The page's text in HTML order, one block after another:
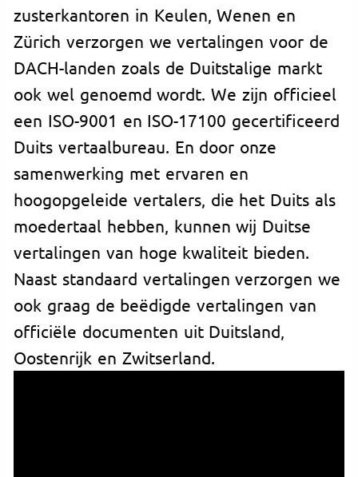
zusterkantoren in Keulen, Wenen en
Zürich verzorgen we vertalingen voor de
DACH-landen zoals de Duitstalige markt
ook wel genoemd wordt. We zijn officieel
een ISO-9001 en ISO-17100 gecertificeerd
Duits vertaalbureau. En door onze
samenwerking met ervaren en
hoogopgeleide vertalers, die het Duits als
moedertaal hebben, kunnen wij Duitse
vertalingen van hoge kwaliteit bieden.
Naast standaard vertalingen verzorgen we
ook graag de beëdigde vertalingen van
officiële documenten uit Duitsland,
Oostenrijk en Zwitserland.